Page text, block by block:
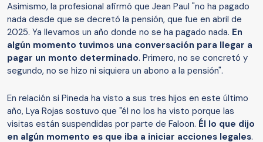
Asimismo, la profesional afirmó que Jean Paul "no ha pagado
nada desde que se decretó la pensión, que fue en abril de
2025. Ya llevamos un año donde no se ha pagado nada. En
algún momento tuvimos una conversación para llegar a
pagar un monto determinado. Primero, no se concretó y
segundo, no se hizo ni siquiera un abono a la pensión".
En relación si Pineda ha visto a sus tres hijos en este último
año, Lya Rojas sostuvo que "él no los ha visto porque las
visitas están suspendidas por parte de Faloon. Él lo que dijo
en algún momento es que iba a iniciar acciones legales.